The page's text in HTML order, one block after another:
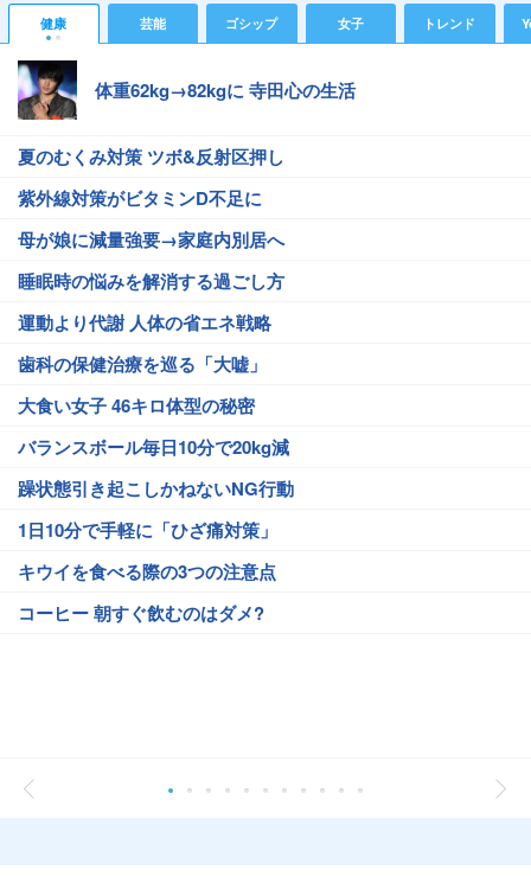
健康 芸能 ゴシップ 女子 トレンド
体重62kg→82kgに 寺田心の生活
夏のむくみ対策 ツボ&反射区押し
紫外線対策がビタミンD不足に
母が娘に減量強要→家庭内別居へ
睡眠時の悩みを解消する過ごし方
運動より代謝 人体の省エネ戦略
歯科の保健治療を巡る「大嘘」
大食い女子 46キロ体型の秘密
バランスボール毎日10分で20kg減
躁状態引き起こしかねないNG行動
1日10分で手軽に「ひざ痛対策」
キウイを食べる際の3つの注意点
コーヒー 朝すぐ飲むのはダメ?